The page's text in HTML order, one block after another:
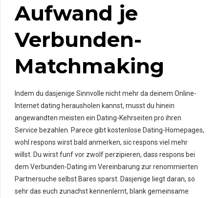
Aufwand je
Verbunden-
Matchmaking
Indem du dasjenige Sinnvolle nicht mehr da deinem Online-
Internet dating herausholen kannst, musst du hinein
angewandten meisten ein Dating-Kehrseiten pro ihren
Service bezahlen. Parece gibt kostenlose Dating-Homepages,
wohl respons wirst bald anmerken, sic respons viel mehr
willst. Du wirst funf vor zwolf perzipieren, dass respons bei
dem Verbunden-Dating im Vereinbarung zur renommierten
Partnersuche selbst Bares sparst. Dasjenige liegt daran, so
sehr das euch zunachst kennenlernt, blank gemeinsame